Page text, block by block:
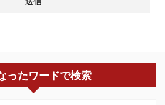
ったワードで検索